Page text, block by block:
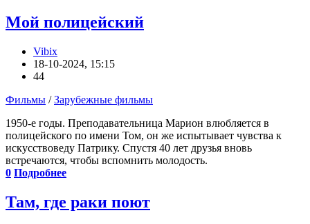
Мой полицейский
Vibix
18-10-2024, 15:15
44
Фильмы /Зарубежные фильмы
1950-е годы. Преподавательница Марион влюбляется в
полицейского по имени Том, он же испытывает чувства к
искусствоведу Патрику. Спустя 40 лет друзья вновь
встречаются, чтобы вспомнить молодость.
0 Подробнее
Там, где раки поют